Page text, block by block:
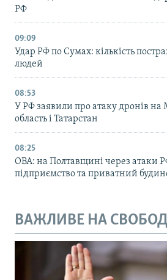
РФ
09:09
Удар РФ по Сумах: кількість
людей
08:53
У РФ заявили про атаку дронів на
область і Татарстан
08:25
ОВА: на Полтавщині через атаки
підприємство та приватний
ВАЖЛИВЕ НА